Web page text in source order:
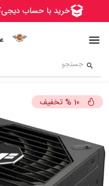
10
% تخفیف